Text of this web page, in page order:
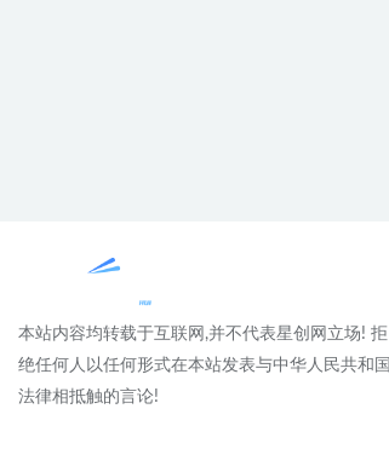
本站内容均转载于互联网,并不代表星创网立场! 拒
绝任何人以任何形式在本站发表与中华人民共和国
法律相抵触的言论!